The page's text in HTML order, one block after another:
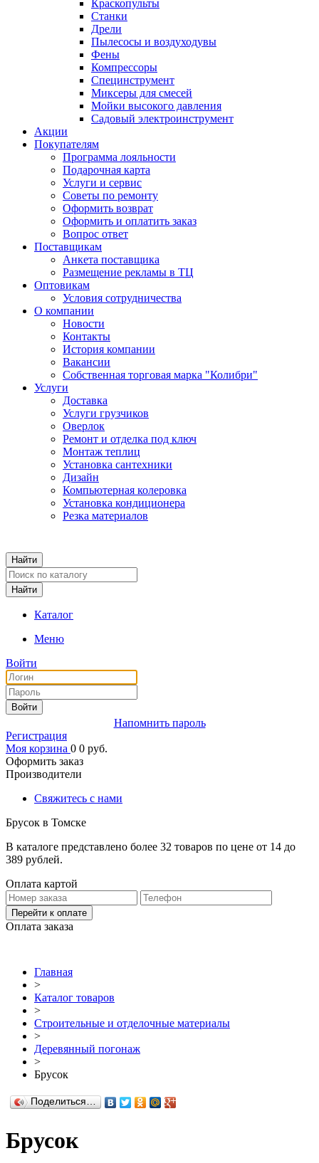
Краскопульты
Станки
Дрели
Пылесосы и воздуходувы
Фены
Компрессоры
Специнструмент
Миксеры для смесей
Мойки высокого давления
Садовый электроинструмент
Акции
Покупателям
Программа лояльности
Подарочная карта
Услуги и сервис
Советы по ремонту
Оформить возврат
Оформить и оплатить заказ
Вопрос ответ
Поставщикам
Анкета поставщика
Размещение рекламы в ТЦ
Оптовикам
Условия сотрудничества
О компании
Новости
Контакты
История компании
Вакансии
Собственная торговая марка "Колибри"
Услуги
Доставка
Услуги грузчиков
Оверлок
Ремонт и отделка под ключ
Монтаж теплиц
Установка сантехники
Дизайн
Компьютерная колеровка
Установка кондиционера
Резка материалов
Каталог
Меню
Войти
Войти
Напомнить пароль
Регистрация
Моя корзина 0 0 руб.
Оформить заказ
Производители
Свяжитесь с нами
Брусок в Томске
В каталоге представлено более 32 товаров по цене от 14 до
389 рублей.
Оплата картой
Перейти к оплате
Оплата заказа
Главная
>
Каталог товаров
>
Строительные и отделочные материалы
>
Деревянный погонаж
>
Брусок
Поделиться…
Брусок